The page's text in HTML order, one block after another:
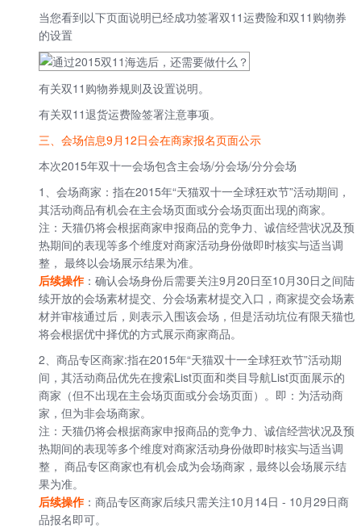
当您看到以下页面说明已经成功签署双11运费险和双11购物券
的设置
有关双11购物券规则及设置说明。
有关双11退货运费险签署注意事项。
三、会场信息9月12日会在商家报名页面公示
本次2015年双十一会场包含主会场/分会场/分分会场
1、会场商家：指在2015年“天猫双十一全球狂欢节”活动期间，
其活动商品有机会在主会场页面或分会场页面出现的商家。
注：天猫仍将会根据商家申报商品的竞争力、诚信经营状况及预
热期间的表现等多个维度对商家活动身份做即时核实与适当调
整， 最终以会场展示结果为准。
后续操作：确认会场身份后需要关注9月20日至10月30日之间陆
续开放的会场素材提交、分会场素材提交入口，商家提交会场素
材并审核通过后，则表示入围该会场，但是活动坑位有限天猫也
将会根据优中择优的方式展示商家商品。
2、商品专区商家:指在2015年“天猫双十一全球狂欢节”活动期
间，其活动商品优先在搜索List页面和类目导航List页面展示的
商家（但不出现在主会场页面或分会场页面）。即：为活动商
家，但为非会场商家。
注：天猫仍将会根据商家申报商品的竞争力、诚信经营状况及预
热期间的表现等多个维度对商家活动身份做即时核实与适当调
整， 商品专区商家也有机会成为会场商家，最终以会场展示结
果为准。
后续操作：商品专区商家后续只需关注10月14日 - 10月29日商
品报名即可。